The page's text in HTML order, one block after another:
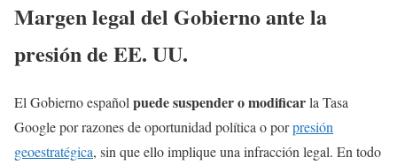
Margen legal del Gobierno ante la
presión de EE. UU.
El Gobierno español puede suspender o modificarla Tasa
Google por razones de oportunidad política o porpresión
geoestratégica, sin que ello implique una infracción legal. En todo